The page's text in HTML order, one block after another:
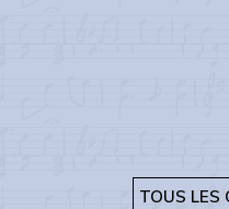
TOUS LES